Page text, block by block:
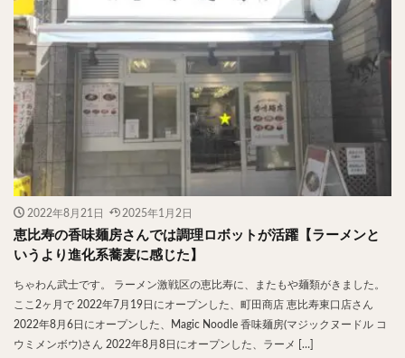
2022年8月21日 2025年1月2日
恵比寿の香味麺房さんでは調理ロボットが活躍【ラーメンと
いうより進化系蕎麦に感じた】
ちゃわん武士です。 ラーメン激戦区の恵比寿に、またもや麺類がきました。
ここ2ヶ月で 2022年7月19日にオープンした、町田商店 恵比寿東口店さん
2022年8月6日にオープンした、Magic Noodle 香味麺房(マジックヌードル コ
ウミメンボウ)さん 2022年8月8日にオープンした、ラーメ […]